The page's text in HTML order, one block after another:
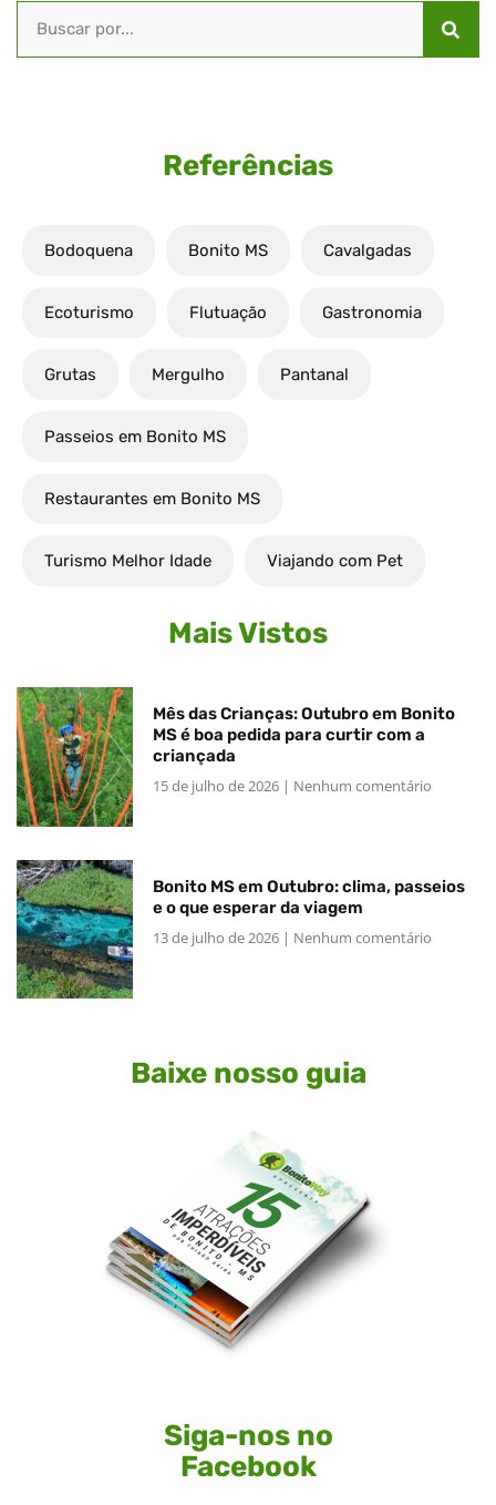
Referências
Bodoquena Bonito MS Cavalgadas
Ecoturismo Flutuação Gastronomia
Grutas Mergulho Pantanal
Passeios em Bonito MS
Restaurantes em Bonito MS
Turismo Melhor Idade Viajando com Pet
Mais Vistos
Mês das Crianças: Outubro em Bonito
MS é boa pedida para curtir com a
criançada
15 de julho de 2026
Nenhum comentário
Bonito MS em Outubro: clima, passeios
e o que esperar da viagem
13 de julho de 2026
Nenhum comentário
Baixe nosso guia
Siga-nos no
Facebook